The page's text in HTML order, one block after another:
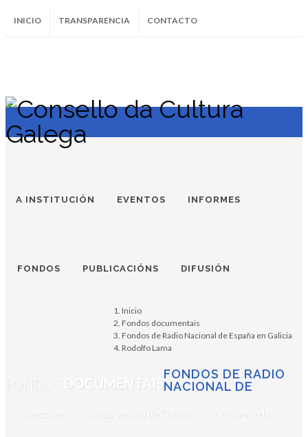
INICIO TRANSPARENCIA CONTACTO
InstagramFacebookTwitter Soundcloud
Youtube
A INSTITUCIÓN EVENTOS INFORMES
FONDOS PUBLICACIÓNS DIFUSIÓN
FONDOS DOCUMENTAIS
Coleccións Mapa sonoro de Galicia Arquivo web
FONDOS DE RADIO
NACIONAL DE
Inicio
Fondos documentais
Fondos de Radio Nacional de España en Galicia
Rodolfo Lama